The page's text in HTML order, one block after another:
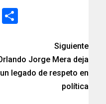
Email
Siguiente
Jorge Mera deja
un legado de respeto en
política